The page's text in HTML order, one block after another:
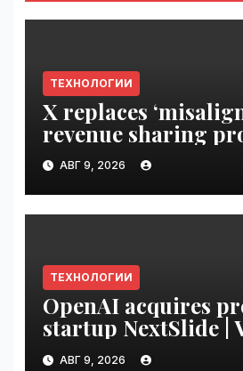
ТЕХНОЛОГИИ
X replaces
revenue sharing
Original Content
VseTime.ru
АВГ 9, 2026
ТЕХНОЛОГИИ
OpenAI acquires
startup NextSlide |
АВГ 9, 2026